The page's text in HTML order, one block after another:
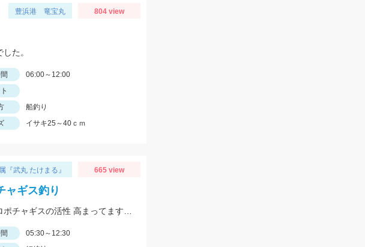
豊浜港 竜宝丸 804 view
た。
06:00～12:00
船釣り
イサキ25～40ｃｍ
『武丸 たけまる』 665 view
ャギス釣り
05:30～12:30